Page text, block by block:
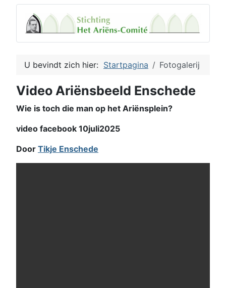
U bevindt zich hier: Startpagina Fotogalerij
Video Ariënsbeeld Enschede
Wie is toch die man op het Ariënsplein?
video facebook 10juli2025
Door Tikje Enschede